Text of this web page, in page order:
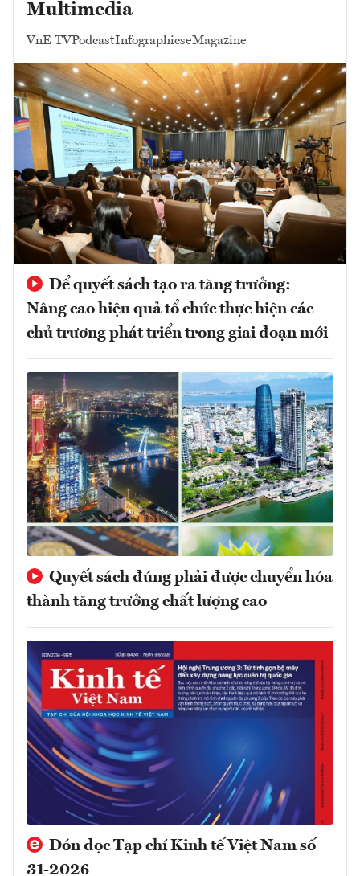
Multimedia
VnE TVPodcastInfographicseMagazine
Để quyết sách tạo ra tăng trưởng:
Nâng cao hiệu quả tổ chức thực hiện các
chủ trương phát triển trong giai đoạn mới
Quyết sách đúng phải được chuyển hóa
thành tăng trưởng chất lượng cao
Đón đọc Tạp chí Kinh tế Việt Nam số
31-2026